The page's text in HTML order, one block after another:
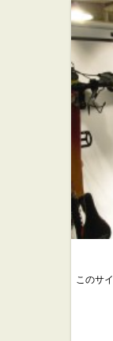
上海
★☆☆
中華
このサ